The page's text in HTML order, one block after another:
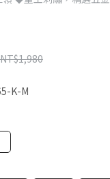
NT$1,980
K-M